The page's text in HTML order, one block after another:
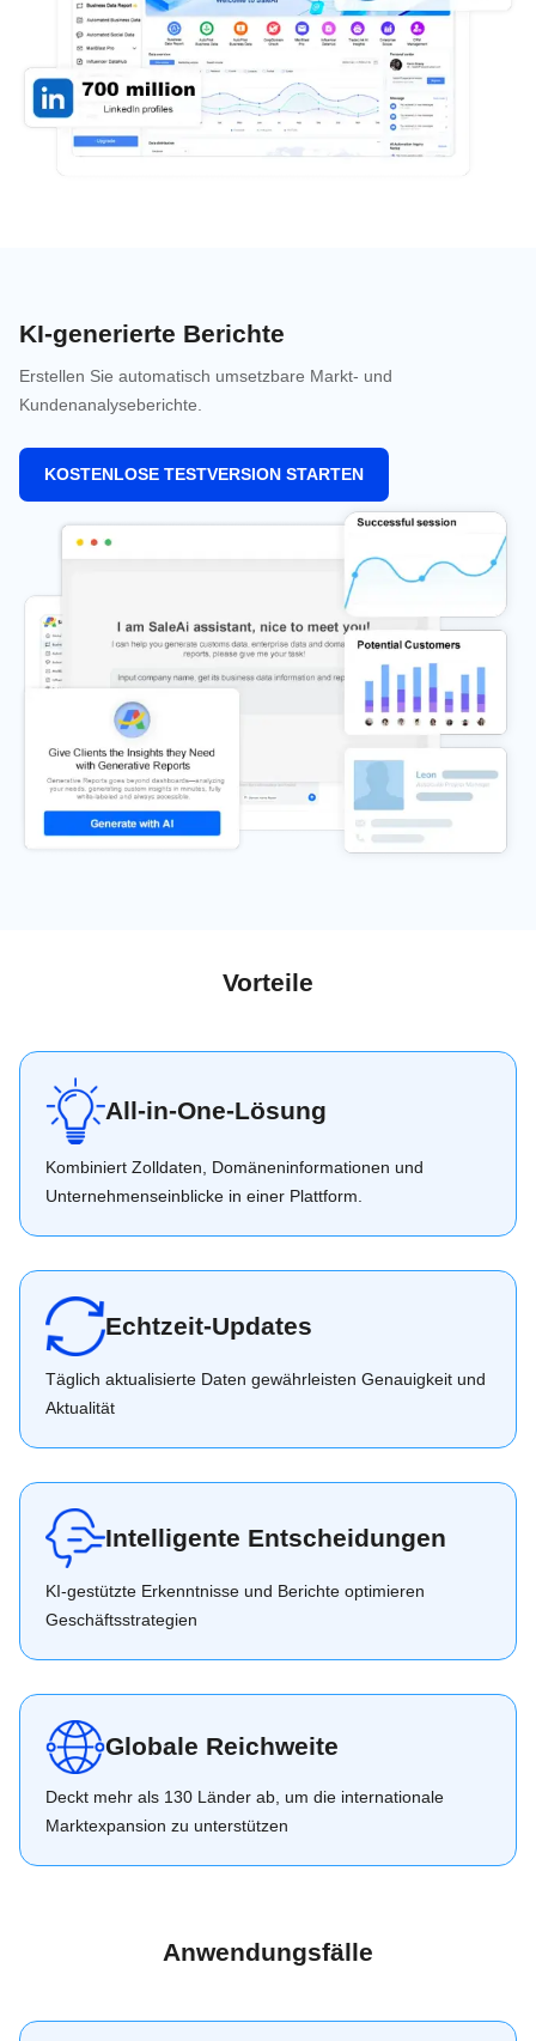
KI-generierte Berichte
Erstellen Sie automatisch umsetzbare Markt- und
Kundenanalyseberichte.
KOSTENLOSE TESTVERSION STARTEN
Vorteile
All-in-One-Lösung
Kombiniert Zolldaten, Domäneninformationen und
Unternehmenseinblicke in einer Plattform.
Echtzeit-Updates
Täglich aktualisierte Daten gewährleisten Genauigkeit und
Aktualität
Intelligente Entscheidungen
KI-gestützte Erkenntnisse und Berichte optimieren
Geschäftsstrategien
Globale Reichweite
Deckt mehr als 130 Länder ab, um die internationale
Marktexpansion zu unterstützen
Anwendungsfälle